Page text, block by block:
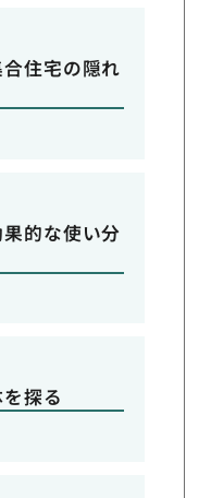
住宅の隠れ
的な使い分
探る